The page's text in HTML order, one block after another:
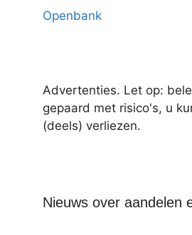
Openbank
Advertenties. Let op:
gepaard met risico's, u
(deels) verliezen.
Nieuws over aandelen